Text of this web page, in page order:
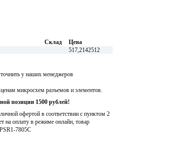
Склад
Цена
517,2142512
у наших менеджеров
микросхем разъемов и элементов.
позиции 1500 рублей!
офертой в соответствии с пунктом 2
на оплату в режиме онлайн, товар
7805C